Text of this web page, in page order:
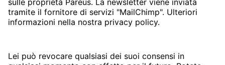
sulle proprietà Pareus. La newsletter viene inviata
tramite il fornitore di servizi "MailChimp". Ulteriori
informazioni nella nostra privacy policy.
Lei può revocare qualsiasi dei suoi consensi in